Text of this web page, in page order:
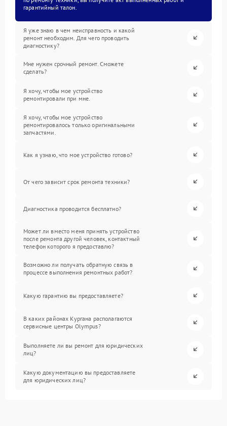
гарантийный талон.
Я уже знаю в чем неисправность и какой
ремонт необходим. Для чего проводить
диагностику?
Мне нужен срочный ремонт. Сможете
сделать?
Я хочу, чтобы мое устройство
ремонтировали при мне.
Я хочу, чтобы мое устройство
ремонтировалось только оригинальными
запчастями.
Как я узнаю, что мое устройство готово?
От чего зависит срок ремонта техники?
Диагностика проводится бесплатно?
Может ли вместо меня принять устройство
после ремонта другой человек, контактный
телефон которого я предоставлю?
Возможно ли получать обратную связь в
процессе выполнения ремонтных работ?
Какую гарантию вы предоставляете?
В каких районах Кургана располагаются
сервисные центры Olympus?
Выполняете ли вы ремонт для юридических
лиц?
Какую документацию вы предоставляете
для юридических лиц?